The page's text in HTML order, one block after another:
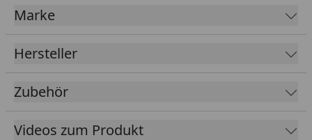
Fallrohrdurchmesser
Material
Farbe
Braun
Anthrazit
Marke
Hersteller
Zubehör
Videos zum Produkt